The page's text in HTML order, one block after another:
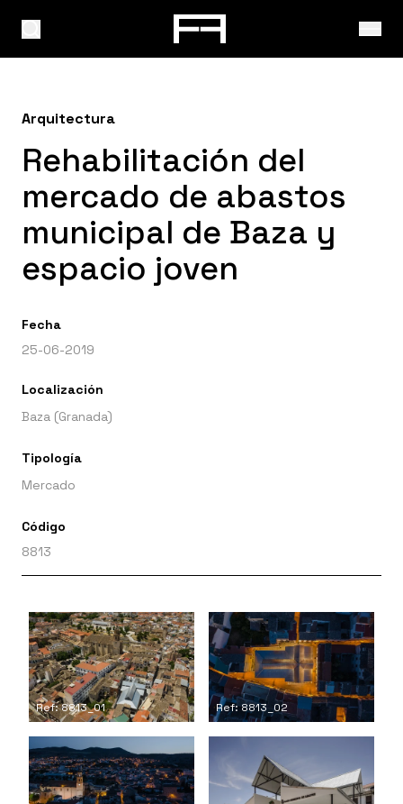
Arquitectura
Rehabilitación del
mercado de abastos
municipal de Baza y
espacio joven
Fecha
25-06-2019
Localización
Baza (Granada)
Tipología
Mercado
Código
8813
Ref: 8813_01 Ref: 8813_02